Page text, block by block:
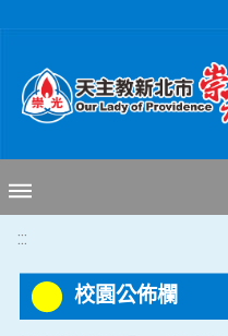
:::
校園公佈欄